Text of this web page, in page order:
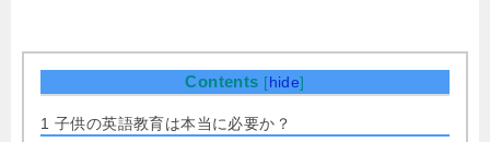
Contents [ hide]
1 子供の英語教育は本当に必要か？